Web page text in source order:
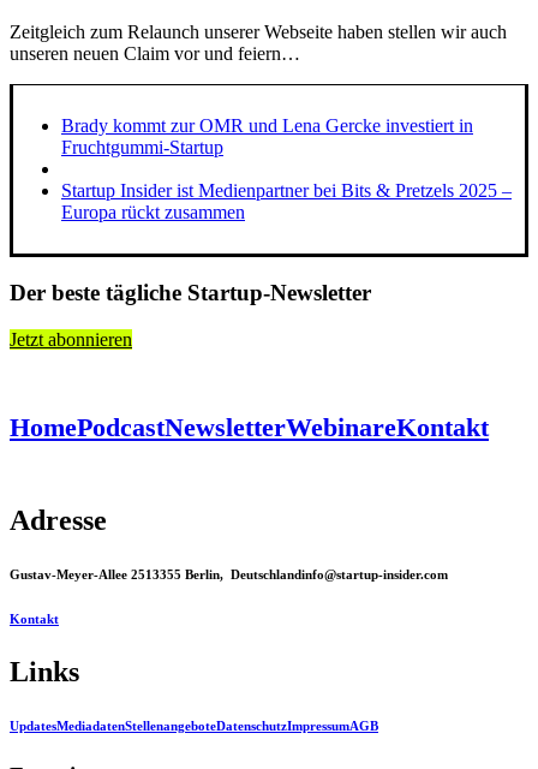
Zeitgleich zum Relaunch unserer Webseite haben stellen wir auch
unseren neuen Claim vor und feiern…
Brady kommt zur OMR und Lena Gercke investiert in
Fruchtgummi-Startup
Startup Insider ist Medienpartner bei Bits & Pretzels 2025 –
Europa rückt zusammen
Der beste tägliche Startup-Newsletter
Jetzt abonnieren
HomePodcastNewsletterWebinareKontakt
Adresse
Gustav-Meyer-Allee 2513355 Berlin, Deutschlandinfo@startup-insider.com
Kontakt
Links
UpdatesMediadatenStellenangeboteDatenschutzImpressumAGB